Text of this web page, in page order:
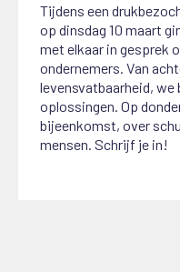
Tijdens een
op dinsdag 10 maart
met elkaar in gesprek
ondernemers. Van
levensvatbaarheid, we
oplossingen. Op
bijeenkomst, over
mensen. Schrijf je in!